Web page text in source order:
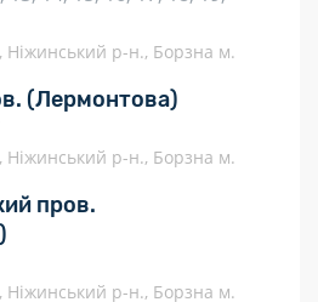
Ніжинський р-н., Борзна м.
(Лермонтова)
Ніжинський р-н., Борзна м.
пров.
Ніжинський р-н., Борзна м.